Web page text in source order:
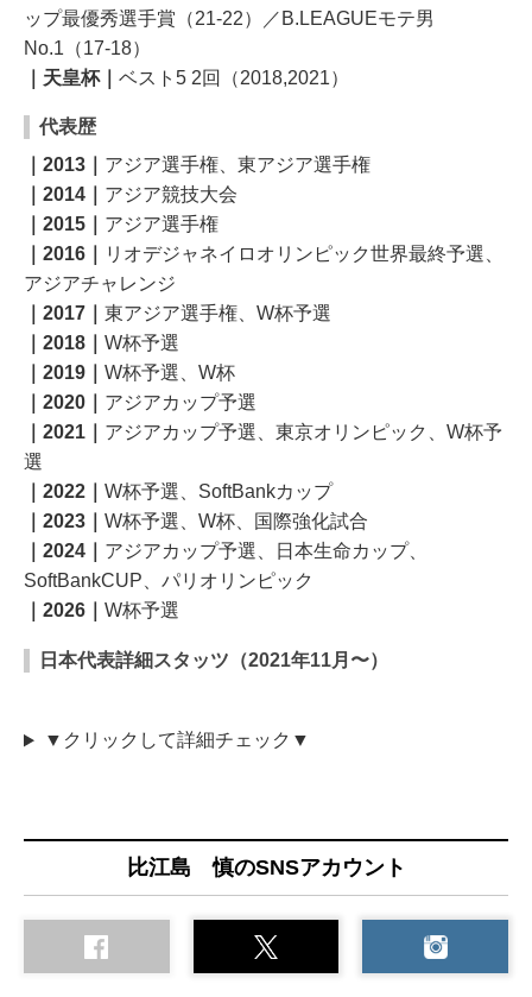
ップ最優秀選手賞（21-22）／B.LEAGUEモテ男
No.1（17-18）
｜天皇杯｜ ベスト5 2回（2018,2021）
代表歴
｜2013｜ アジア選手権、東アジア選手権
｜2014｜ アジア競技大会
｜2015｜ アジア選手権
｜2016｜
リオデジャネイロオリンピック世界最終予選、
アジアチャレンジ
｜2017｜ 東アジア選手権、W杯予選
｜2018｜ W杯予選
｜2019｜ W杯予選、W杯
｜2020｜ アジアカップ予選
｜2021｜ アジアカップ予選、東京オリンピック、W杯予
選
｜2022｜ W杯予選、SoftBankカップ
｜2023｜ W杯予選、W杯、国際強化試合
｜2024｜ アジアカップ予選、日本生命カップ、
SoftBankCUP、パリオリンピック
｜2026｜ W杯予選
日本代表詳細スタッツ（2021年11月〜）
▼クリックして詳細チェック▼
比江島 慎のSNSアカウント